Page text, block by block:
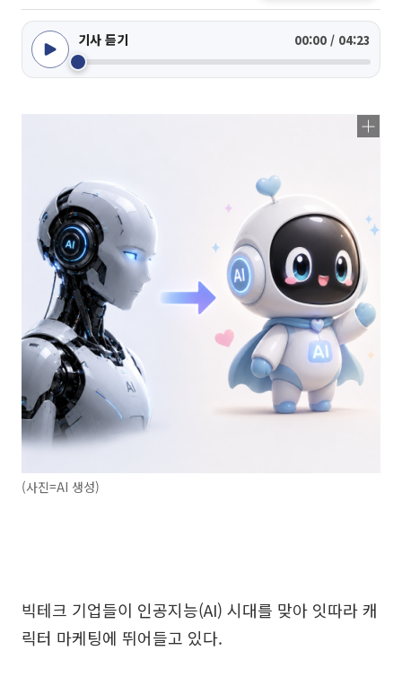
기사 듣기 00:00 / 04:23
(사진=AI 생성)
빅테크 기업들이 인공지능(AI) 시대를 맞아 잇따라 캐
릭터 마케팅에 뛰어들고 있다.